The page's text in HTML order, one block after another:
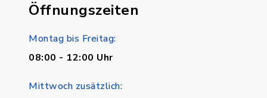
Öffnungszeiten
Montag bis Freitag:
08:00 - 12:00 Uhr
Mittwoch zusätzlich: